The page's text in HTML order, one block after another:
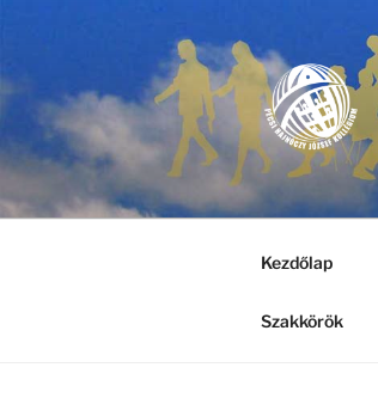
Kezdőlap
Szakkörök